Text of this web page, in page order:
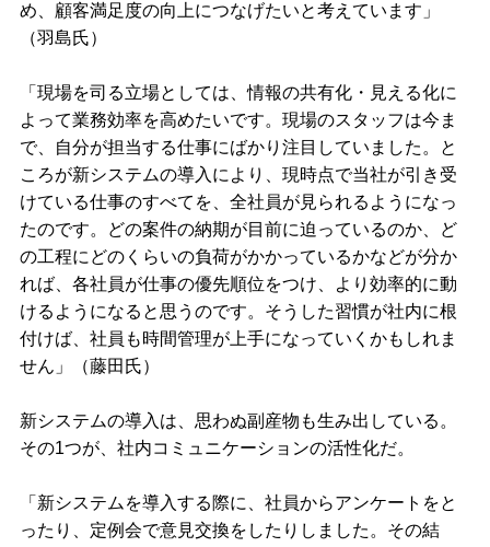
め、顧客満足度の向上につなげたいと考えています」
（羽島氏）
「現場を司る立場としては、情報の共有化・見える化に
よって業務効率を高めたいです。現場のスタッフは今ま
で、自分が担当する仕事にばかり注目していました。と
ころが新システムの導入により、現時点で当社が引き受
けている仕事のすべてを、全社員が見られるようになっ
たのです。どの案件の納期が目前に迫っているのか、ど
の工程にどのくらいの負荷がかかっているかなどが分か
れば、各社員が仕事の優先順位をつけ、より効率的に動
けるようになると思うのです。そうした習慣が社内に根
付けば、社員も時間管理が上手になっていくかもしれま
せん」（藤田氏）
新システムの導入は、思わぬ副産物も生み出している。
その1つが、社内コミュニケーションの活性化だ。
「新システムを導入する際に、社員からアンケートをと
ったり、定例会で意見交換をしたりしました。その結